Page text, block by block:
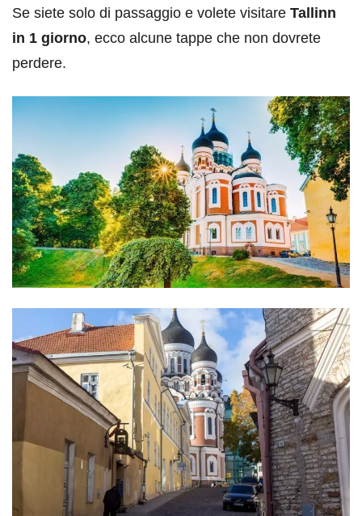
Se siete solo di passaggio e volete visitare Tallinn
in 1 giorno, ecco alcune tappe che non dovrete
perdere.